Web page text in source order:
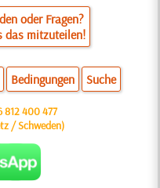
oder Fragen?
das mitzuteilen!
Bedingungen Suche
812 400 477
/ Schweden)